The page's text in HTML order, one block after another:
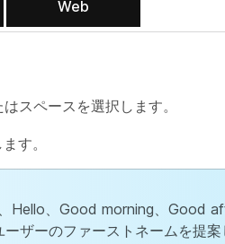
Web
スペースを選択します。
す。
Hello、Good morning、Good
ザーのファーストネームを提